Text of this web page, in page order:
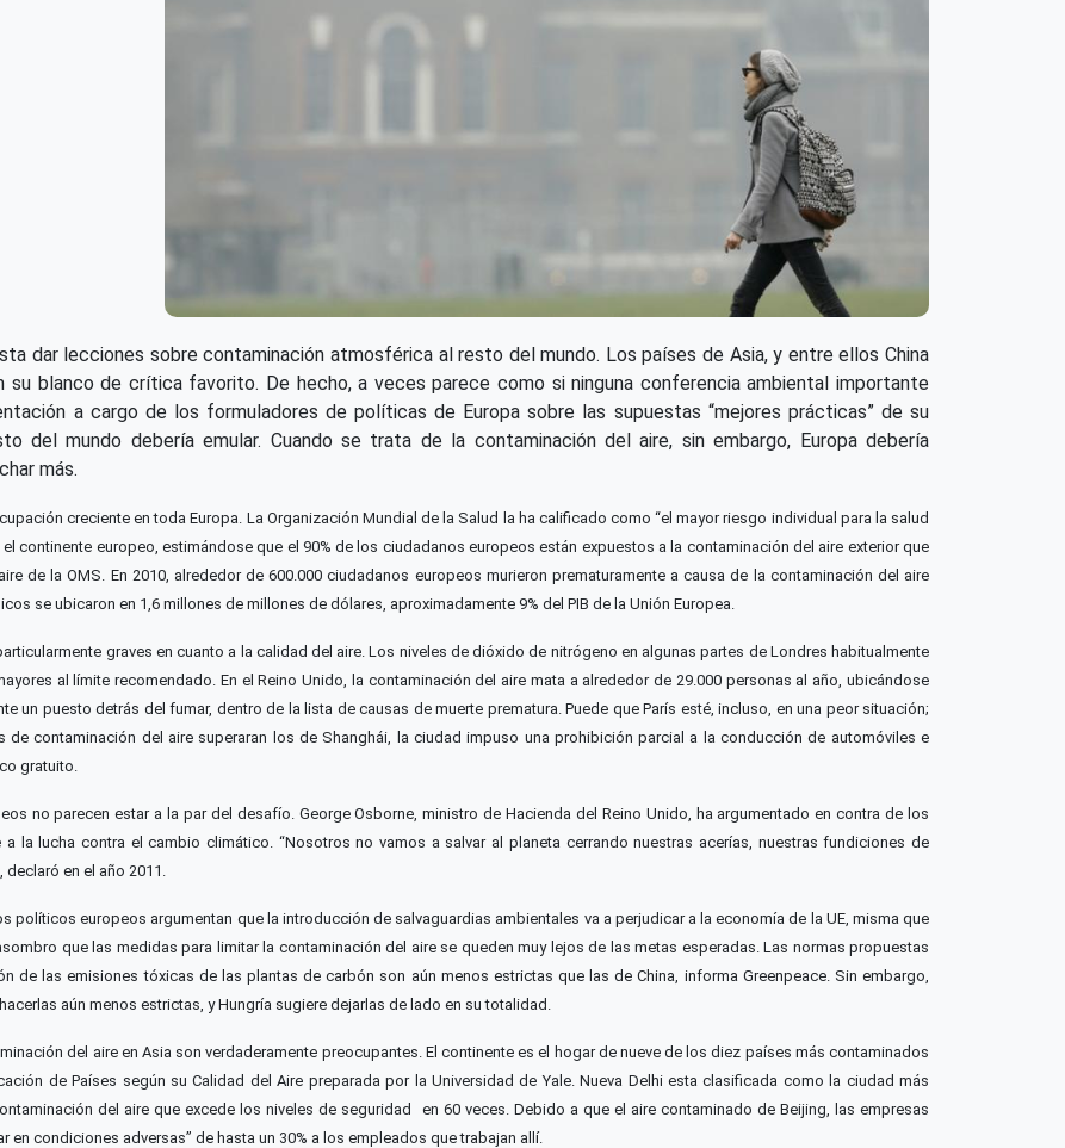
dar lecciones sobre contaminación atmosférica al resto del mundo. Los países de Asia, y entre ellos China
su blanco de crítica favorito. De hecho, a veces parece como si ninguna conferencia ambiental importante
a cargo de los formuladores de políticas de Europa sobre las supuestas “mejores prácticas” de su
del mundo debería emular. Cuando se trata de la contaminación del aire, sin embargo, Europa debería
más.
creciente en toda Europa. La Organización Mundial de la Salud la ha calificado como “el mayor riesgo individual para la salud
continente europeo, estimándose que el 90% de los ciudadanos europeos están expuestos a la contaminación del aire exterior que
de la OMS. En 2010, alrededor de 600.000 ciudadanos europeos murieron prematuramente a causa de la contaminación del aire
se ubicaron en 1,6 millones de millones de dólares, aproximadamente 9% del PIB de la Unión Europea.
graves en cuanto a la calidad del aire. Los niveles de dióxido de nitrógeno en algunas partes de Londres habitualmente
al límite recomendado. En el Reino Unido, la contaminación del aire mata a alrededor de 29.000 personas al año, ubicándose
un puesto detrás del fumar, dentro de la lista de causas de muerte prematura. Puede que París esté, incluso, en una peor situación;
de contaminación del aire superaran los de Shanghái, la ciudad impuso una prohibición parcial a la conducción de automóviles e
gratuito.
no parecen estar a la par del desafío. George Osborne, ministro de Hacienda del Reino Unido, ha argumentado en contra de los
la lucha contra el cambio climático. “Nosotros no vamos a salvar al planeta cerrando nuestras acerías, nuestras fundiciones de
en el año 2011.
políticos europeos argumentan que la introducción de salvaguardias ambientales va a perjudicar a la economía de la UE, misma que
que las medidas para limitar la contaminación del aire se queden muy lejos de las metas esperadas. Las normas propuestas
de las emisiones tóxicas de las plantas de carbón son aún menos estrictas que las de China, informa Greenpeace. Sin embargo,
aún menos estrictas, y Hungría sugiere dejarlas de lado en su totalidad.
del aire en Asia son verdaderamente preocupantes. El continente es el hogar de nueve de los diez países más contaminados
de Países según su Calidad del Aire preparada por la Universidad de Yale. Nueva Delhi esta clasificada como la ciudad más
del aire que excede los niveles de seguridad en 60 veces. Debido a que el aire contaminado de Beijing, las empresas
en condiciones adversas” de hasta un 30% a los empleados que trabajan allí.